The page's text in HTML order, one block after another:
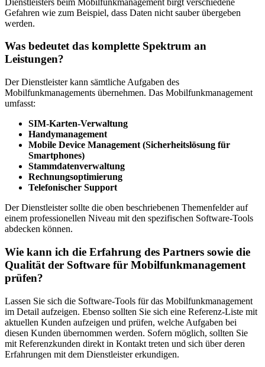
Gefahren wie zum Beispiel, dass Daten nicht sauber übergeben
werden.
Was bedeutet das komplette Spektrum an
Leistungen?
Der Dienstleister kann sämtliche Aufgaben des
Mobilfunkmanagements übernehmen. Das Mobilfunkmanagement
umfasst:
SIM-Karten-Verwaltung
Handymanagement
Mobile Device Management (Sicherheitslösung für
Smartphones)
Stammdatenverwaltung
Rechnungsoptimierung
Telefonischer Support
Der Dienstleister sollte die oben beschriebenen Themenfelder auf
einem professionellen Niveau mit den spezifischen Software-Tools
abdecken können.
Wie kann ich die Erfahrung des Partners sowie die
Qualität der Software für Mobilfunkmanagement
prüfen?
Lassen Sie sich die Software-Tools für das Mobilfunkmanagement
im Detail aufzeigen. Ebenso sollten Sie sich eine Referenz-Liste mit
aktuellen Kunden aufzeigen und prüfen, welche Aufgaben bei
diesen Kunden übernommen werden. Sofern möglich, sollten Sie
mit Referenzkunden direkt in Kontakt treten und sich über deren
Erfahrungen mit dem Dienstleister erkundigen.